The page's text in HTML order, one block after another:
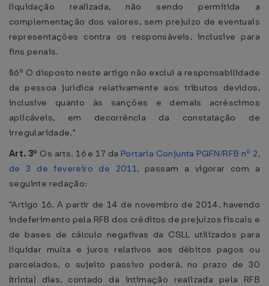
liquidação realizada, não sendo permitida a
complementação dos valores, sem prejuízo de eventuais
representações contra os responsáveis, inclusive para
fins penais.
§6º O disposto neste artigo não exclui a responsabilidade
da pessoa jurídica relativamente aos tributos devidos,
inclusive quanto às sanções e demais acréscimos
aplicáveis, em decorrência da constatação de
irregularidade."
Art. 3º Os arts. 16 e 17 da Portaria Conjunta PGFN/RFB nº 2,
de 3 de fevereiro de 2011, passam a vigorar com a
seguinte redação:
"Artigo 16. A partir de 14 de novembro de 2014, havendo
indeferimento pela RFB dos créditos de prejuízos fiscais e
de bases de cálculo negativas da CSLL utilizados para
liquidar multa e juros relativos aos débitos pagos ou
parcelados, o sujeito passivo poderá, no prazo de 30
(trinta) dias, contado da intimação realizada pela RFB